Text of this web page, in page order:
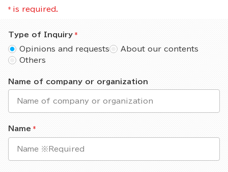
* is required.
Type of Inquiry
Opinions and requests
About our contents
Others
Name of company or organization
Name